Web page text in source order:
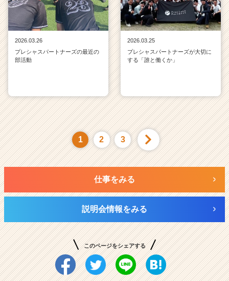
2026.03.26
プレシャスパートナーズの最近の
部活動
2026.03.25
プレシャスパートナーズが大切に
する「誰と働くか」
1 2 3
仕事をみる
説明会情報をみる
このページをシェアする